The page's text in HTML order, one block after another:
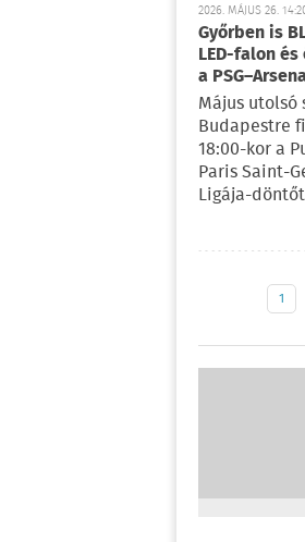
2026. MÁJUS 26.
Győrben is
LED-falon
a
Május utolsó
Budapestre
18:00-kor a
Paris Saint-
Ligája-
1